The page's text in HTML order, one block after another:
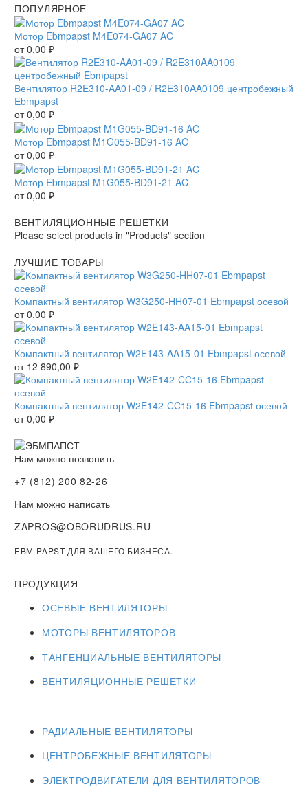
ПОПУЛЯРНОЕ
Мотор Ebmpapst M4E074-GA07 AC
от0,00 ₽
Вентилятор R2E310-AA01-09 / R2E310AA0109 центробежный
Ebmpapst
от0,00 ₽
Мотор Ebmpapst M1G055-BD91-16 AC
от0,00 ₽
Мотор Ebmpapst M1G055-BD91-21 AC
от0,00 ₽
ВЕНТИЛЯЦИОННЫЕ РЕШЕТКИ
Please select products in "Products" section
ЛУЧШИЕ ТОВАРЫ
Компактный вентилятор W3G250-HH07-01 Ebmpapst осевой
от0,00 ₽
Компактный вентилятор W2E143-AA15-01 Ebmpapst осевой
от 12 890,00 ₽
Компактный вентилятор W2E142-CC15-16 Ebmpapst осевой
от0,00 ₽
Нам можно позвонить
+7 (812) 200 82-26
Нам можно написать
ZAPROS@OBORUDRUS.RU
EBM-PAPST ДЛЯ ВАШЕГО БИЗНЕСА.
ПРОДУКЦИЯ
ОСЕВЫЕ ВЕНТИЛЯТОРЫ
МОТОРЫ ВЕНТИЛЯТОРОВ
ТАНГЕНЦИАЛЬНЫЕ ВЕНТИЛЯТОРЫ
ВЕНТИЛЯЦИОННЫЕ РЕШЕТКИ
РАДИАЛЬНЫЕ ВЕНТИЛЯТОРЫ
ЦЕНТРОБЕЖНЫЕ ВЕНТИЛЯТОРЫ
ЭЛЕКТРОДВИГАТЕЛИ ДЛЯ ВЕНТИЛЯТОРОВ